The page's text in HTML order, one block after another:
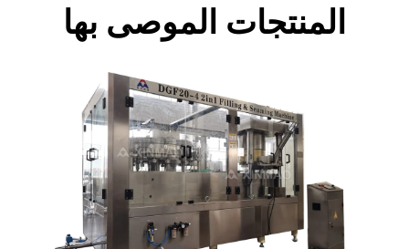
المنتجات الموصى بها